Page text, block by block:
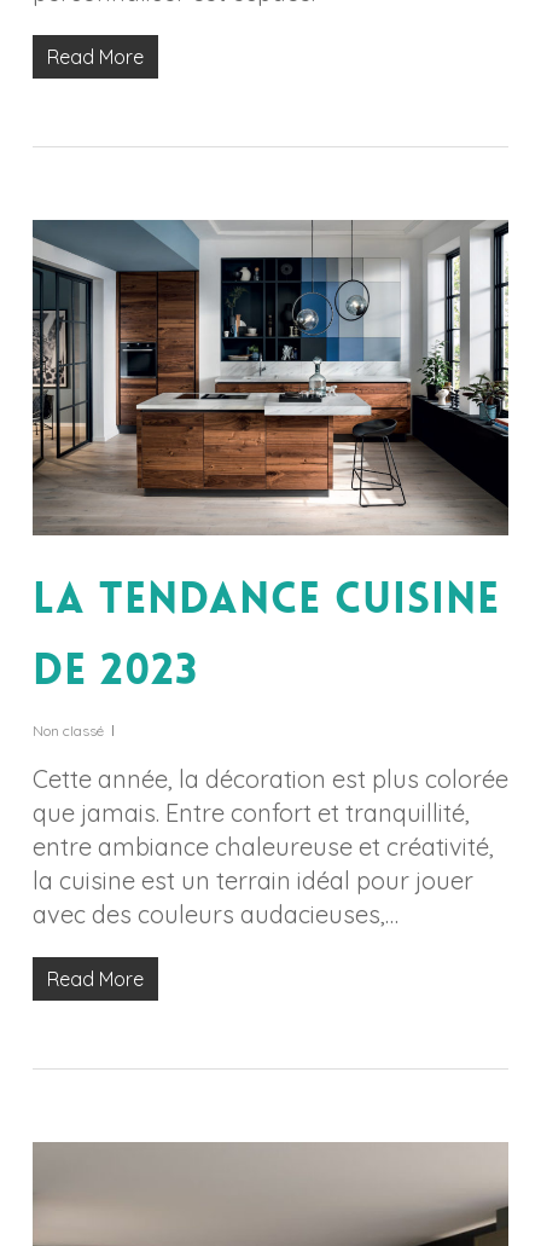
Read More
La tendance cuisine
de 2023
Non classé
Cette année, la décoration est plus colorée
que jamais. Entre confort et tranquillité,
entre ambiance chaleureuse et créativité,
la cuisine est un terrain idéal pour jouer
avec des couleurs audacieuses,…
Read More